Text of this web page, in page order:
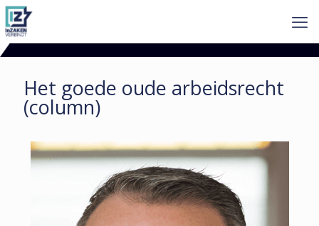
Het goede oude arbeidsrecht
(column)